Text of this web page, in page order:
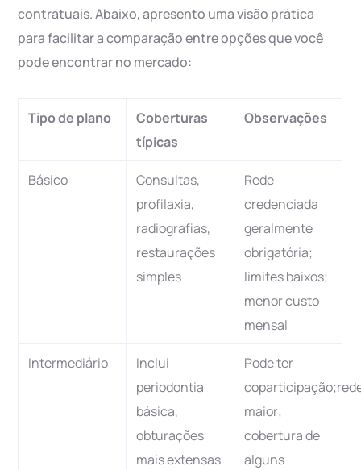
contratuais. Abaixo, apresento uma visão prática
para facilitar a comparação entre opções que você
pode encontrar no mercado:
Tipo de plano
Coberturas
típicas
Observações
Básico
Consultas,
profilaxia,
radiografias,
restaurações
simples
Rede
credenciada
geralmente
obrigatória;
limites baixos;
menor custo
mensal
Intermediário
Inclui
periodontia
básica,
obturações
mais extensas
Pode ter
maior;
cobertura de
alguns